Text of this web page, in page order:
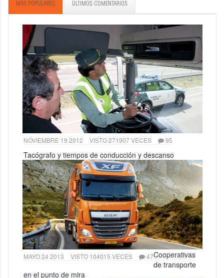
MÁS POPULARES ÚLTIMOS COMENTARIOS
NOVIEMBRE 19 2012 VISTO 271907 VECES 95
Tacógrafo y tiempos de conducción y descanso
MAYO 24 2013 VISTO 104015 VECES 47Cooperativas
de transporte
en el punto de mira